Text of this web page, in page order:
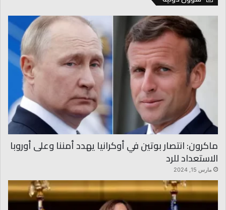
ماكرون: انتصار بوتين في أوكرانيا يهدد أمننا وعلى أوروبا
الاستعداد للرد
مارس 15, 2024